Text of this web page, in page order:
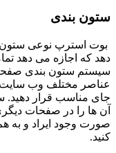
ستون بندی
بوت استرپ نوعی
دهد که اجازه می‌ دهد
عناصر مختلف وب‌ سایت
جای مناسب قرار دهید.
آن‌ ها را در صفحات
صورت وجود ایراد و به‌
کنید.